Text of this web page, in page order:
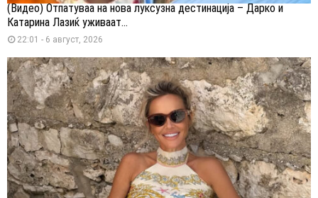
(Видео) Отпатуваа на нова луксузна дестинација – Дарко и
Катарина Лазиќ уживаат...
22:01 - 6 август, 2026